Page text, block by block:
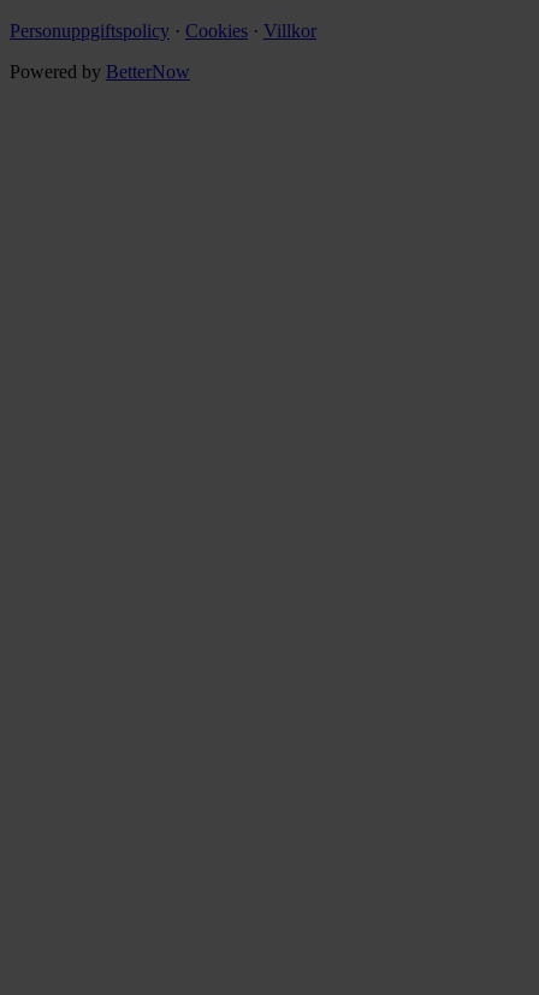
Personuppgiftspolicy · Cookies · Villkor
Powered by BetterNow